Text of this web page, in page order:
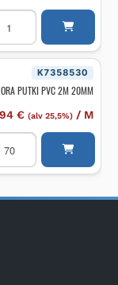
K7358530
PUTKI PVC 2M 20MM
€ (alv 25,5%)/ M